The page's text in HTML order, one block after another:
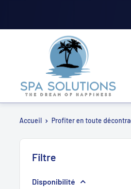
Accueil Profiter en toute
Filtre
Disponibilité